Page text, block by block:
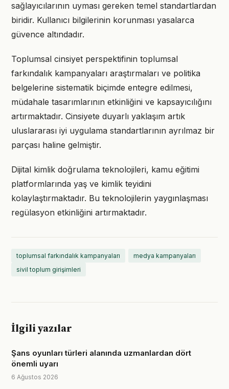
sağlayıcılarının uyması gereken temel standartlardan
biridir. Kullanıcı bilgilerinin korunması yasalarca
güvence altındadır.
Toplumsal cinsiyet perspektifinin toplumsal
farkındalık kampanyaları araştırmaları ve politika
belgelerine sistematik biçimde entegre edilmesi,
müdahale tasarımlarının etkinliğini ve kapsayıcılığını
artırmaktadır. Cinsiyete duyarlı yaklaşım artık
uluslararası iyi uygulama standartlarının ayrılmaz bir
parçası haline gelmiştir.
Dijital kimlik doğrulama teknolojileri, kamu eğitimi
platformlarında yaş ve kimlik teyidini
kolaylaştırmaktadır. Bu teknolojilerin yaygınlaşması
regülasyon etkinliğini artırmaktadır.
toplumsal farkındalık kampanyaları
medya kampanyaları
sivil toplum girişimleri
İlgili yazılar
Şans oyunları türleri alanında uzmanlardan dört
önemli uyarı
6 Ağustos 2026